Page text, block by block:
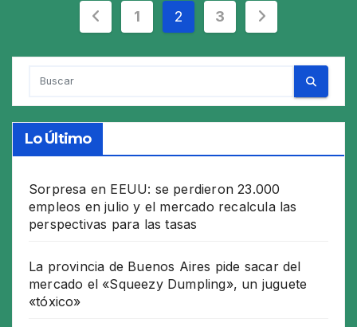
Paginación
de
1 2 3
Lo Último
Sorpresa en EEUU: se perdieron 23.000
empleos en julio y el mercado recalcula las
perspectivas para las tasas
La provincia de Buenos Aires pide sacar del
mercado el «Squeezy Dumpling», un juguete
«tóxico»